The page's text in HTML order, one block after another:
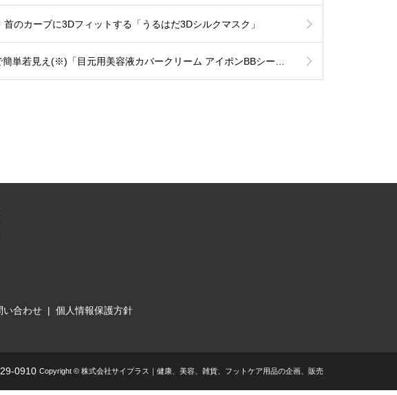
のカーブに3Dフィットする「うるはだ3Dシルクマスク」
【プレスリリース】悪目立ちする“ちりめんジワ”にフィットし、厚塗り感もなし！ポンポンするだけで簡単若見え(※)「目元用美容液カバークリーム アイポンBBシーラー」
い合わせ 個人情報保護方針
0910 Copyright © 株式会社サイプラス｜健康、美容、雑貨、フットケア用品の企画、販売